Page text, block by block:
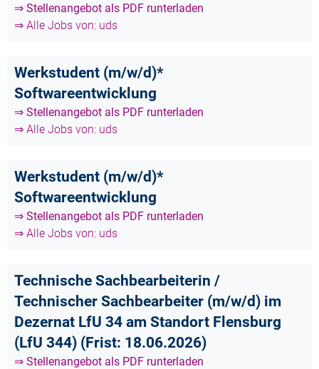
⇒ Stellenangebot als PDF runterladen
⇒ Alle Jobs von: uds
Werkstudent (m/w/d)*
Softwareentwicklung
⇒ Stellenangebot als PDF runterladen
⇒ Alle Jobs von: uds
Werkstudent (m/w/d)*
Softwareentwicklung
⇒ Stellenangebot als PDF runterladen
⇒ Alle Jobs von: uds
Technische Sachbearbeiterin /
Technischer Sachbearbeiter (m/w/d) im
Dezernat LfU 34 am Standort Flensburg
(LfU 344) (Frist: 18.06.2026)
⇒ Stellenangebot als PDF runterladen